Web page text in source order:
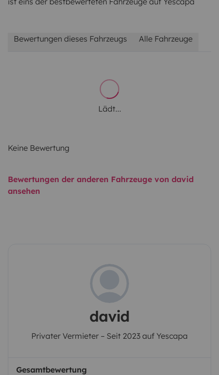
Bewertungen dieses Fahrzeugs Alle Fahrzeuge
Lädt...
Keine Bewertung
Bewertungen der anderen Fahrzeuge von david
ansehen
david
Privater Vermieter – Seit 2023 auf Yescapa
Gesamtbewertung